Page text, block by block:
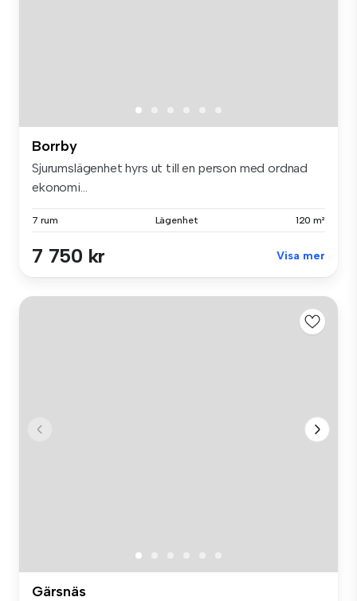
Borrby
Sjurumslägenhet hyrs ut till en person med ordnad
ekonomi...
7 rum Lägenhet 120 m²
7 750 kr Visa mer
Gärsnäs